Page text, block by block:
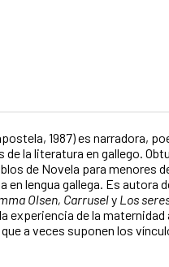
1987) es narradora,
la literatura en gallego.
de Novela para menores
en lengua gallega. Es autora
Olsen, Carrusely Los
experiencia de la maternidad
a veces suponen los